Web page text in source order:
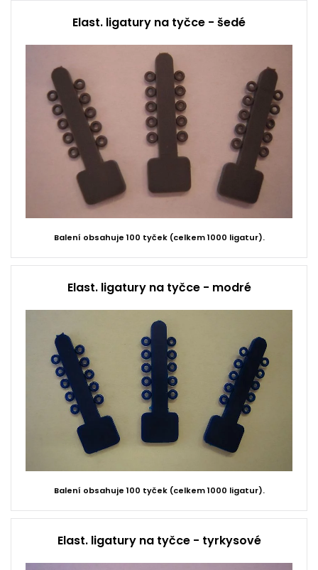
Elast. ligatury na tyčce - šedé
Balení obsahuje 100 tyček (celkem 1000 ligatur).
Elast. ligatury na tyčce - modré
Balení obsahuje 100 tyček (celkem 1000 ligatur).
Elast. ligatury na tyčce - tyrkysové